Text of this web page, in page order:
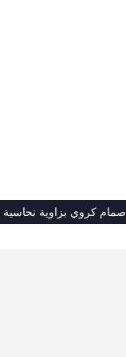
صمام كروي بزاوية نحاسية